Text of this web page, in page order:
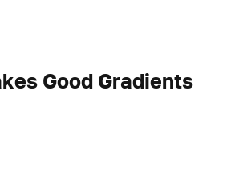
Good Gradients